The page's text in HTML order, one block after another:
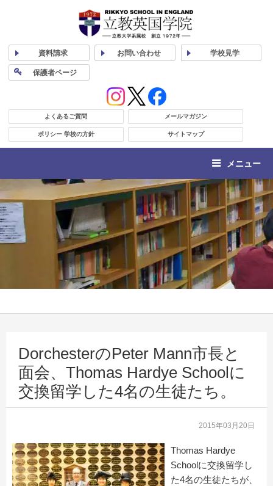
資料請求 お問い合わせ 学校見学
保護者ページ
よくあるご質問 メールマガジン
ポリシー 学校の方針 サイトマップ
メニュー
DorchesterのPeter Mann市長と
面会、Thomas Hardye Schoolに
交換留学した4名の生徒たち。
2015年03月20日
Thomas Hardye
Schoolに交換留学し
た4名の生徒たちが、